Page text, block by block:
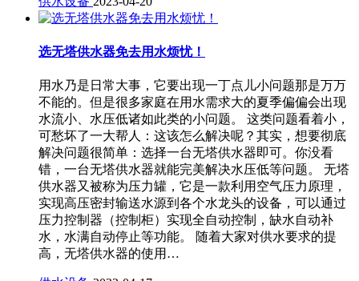
选无塔供水器免去用水烦忧！
用水乃是日常大事，它要出现一丁点儿小问题那是万万
不能的。但是很多家庭在用水需求大的夏季偏偏会出现
水流小、水压低诸如此类的小问题。 这类问题看着小，
可愁坏了一大帮人：这该怎么解决呢？其实，想要彻底
解决问题很简单：选择一台无塔供水器即可。你没看
错，一台无塔供水器就能完美解决水压低等问题。 无塔
供水器又被称为压力罐，它是一款利用空气压力原理，
实现高压密封输送水源到各个水龙头的设备，可以通过
压力控制器（控制柜）实现全自动控制，缺水自动补
水，水满自动停止等功能。 随着大家对供水要求的提
高，无塔供水器的使用…